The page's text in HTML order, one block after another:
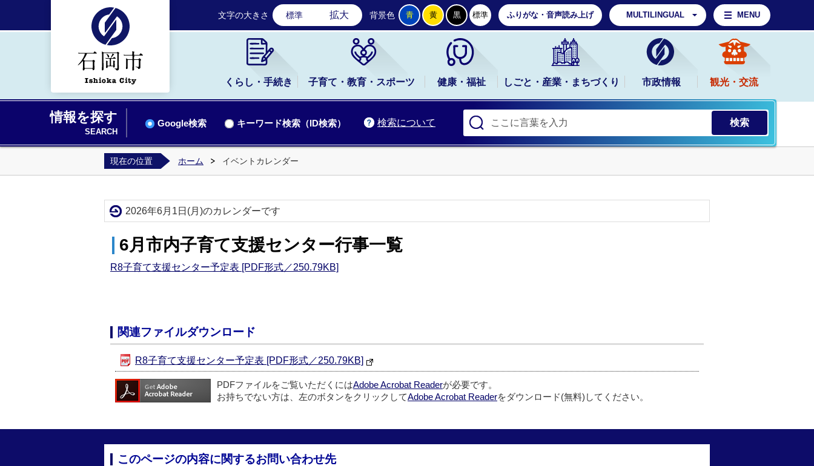
石岡市公式ホームページ
文字の大きさ 標準 拡大 背景色 青 黄 黒 標準 ふりがな・音声読み上げ MULTILINGUAL MENU
くらし・手続き 子育て・教育・スポーツ 健康・福祉 しごと・産業・まちづくり 市政情報 観光・交流
情報を探す
SEARCH
検索について
Google検索 キーワード検索（ID検索）
現在の位置 ホーム イベントカレンダー
2026年6月1日(月)のカレンダーです
6月市内子育て支援センター行事一覧
R8子育て支援センター予定表 [PDF形式／250.79KB]
関連ファイルダウンロード
R8子育て支援センター予定表 [PDF形式／250.79KB]
PDFファイルをご覧いただくにはAdobe Acrobat Readerが必要です。
お持ちでない方は、左のボタンをクリックしてAdobe Acrobat Readerをダウンロード(無料)してください。
このページの内容に関するお問い合わせ先